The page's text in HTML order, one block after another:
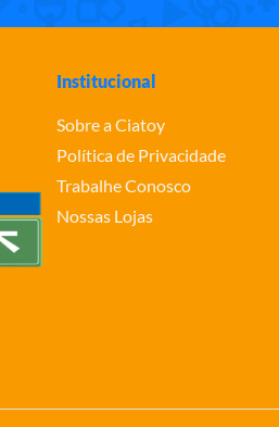
Institucional
Sobre a Ciatoy
Política de Privacidade
Trabalhe Conosco
Nossas Lojas